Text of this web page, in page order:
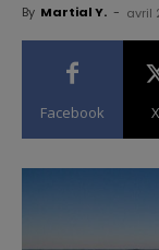
By Martial Y. - avril
Facebook X